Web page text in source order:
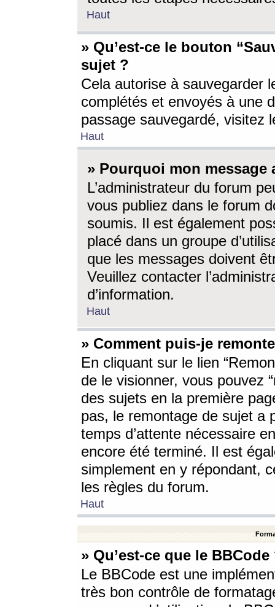
Haut
» Qu’est-ce le bouton
sujet ?
Cela autorise à sauvegarder
complétés et envoyés à une
passage sauvegardé, visitez
Haut
» Pourquoi mon message
L’administrateur du forum
vous publiez dans le forum
soumis. Il est également
placé dans un groupe
que les messages doivent
Veuillez contacter
d’information.
Haut
» Comment puis-je
En cliquant sur le lien
de le visionner, vous pouvez
des sujets en la première
pas, le remontage de sujet a
temps d’attente nécessaire
encore été terminé. Il est
simplement en y répondant,
les règles du forum.
Haut
» Qu’est-ce que le BBCode
Le BBCode est une
très bon contrôle de